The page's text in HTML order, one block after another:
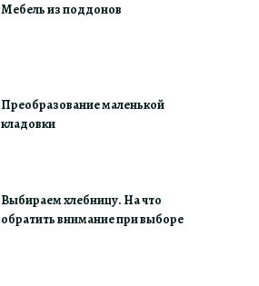
Мебель из поддонов
Преобразование маленькой
кладовки
Выбираем хлебницу. На что
обратить внимание при выборе